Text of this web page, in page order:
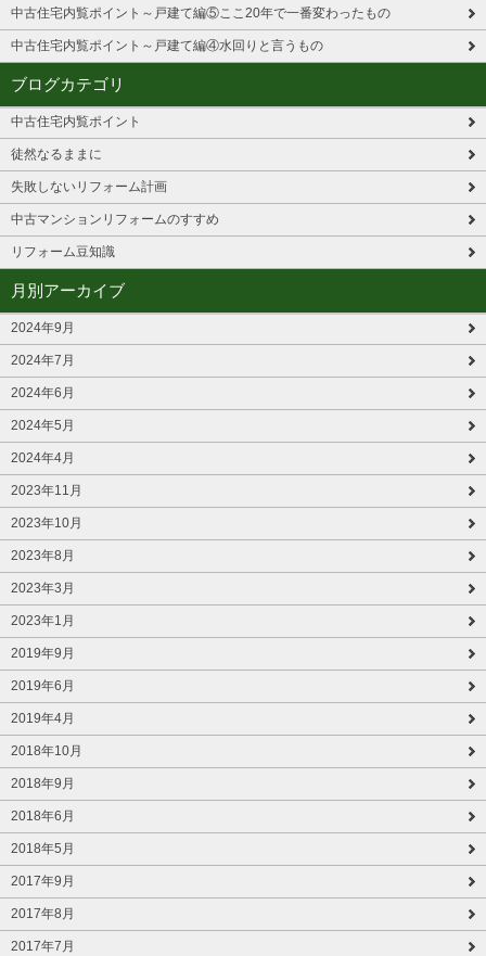
中古住宅内覧ポイント～戸建て編⑤ここ20年で一番変わったもの
中古住宅内覧ポイント～戸建て編④水回りと言うもの
ブログカテゴリ
中古住宅内覧ポイント
徒然なるままに
失敗しないリフォーム計画
中古マンションリフォームのすすめ
リフォーム豆知識
月別アーカイブ
2024年9月
2024年7月
2024年6月
2024年5月
2024年4月
2023年11月
2023年10月
2023年8月
2023年3月
2023年1月
2019年9月
2019年6月
2019年4月
2018年10月
2018年9月
2018年6月
2018年5月
2017年9月
2017年8月
2017年7月